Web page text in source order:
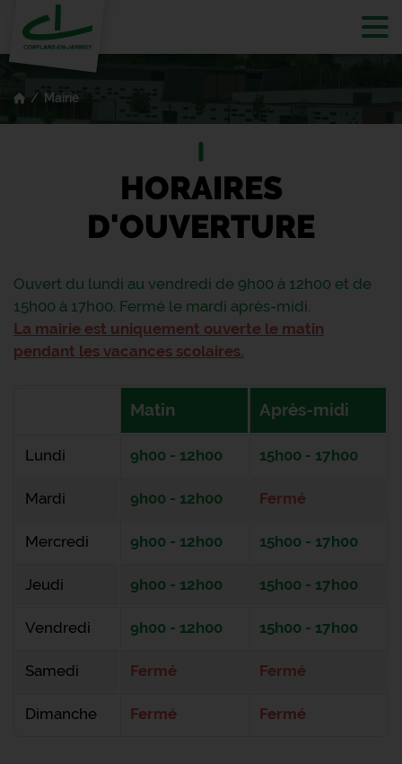
Mairie
HORAIRES
D'OUVERTURE
Ouvert du lundi au vendredi de 9h00 à 12h00 et de
15h00 à 17h00. Fermé le mardi après-midi.
La mairie est uniquement ouverte le matin
pendant les vacances scolaires.
Matin Après-midi
Lundi 9h00 - 12h00 15h00 - 17h00
Mardi 9h00 - 12h00 Fermé
Mercredi 9h00 - 12h00 15h00 - 17h00
Jeudi 9h00 - 12h00 15h00 - 17h00
Vendredi 9h00 - 12h00 15h00 - 17h00
Samedi Fermé Fermé
Dimanche Fermé Fermé